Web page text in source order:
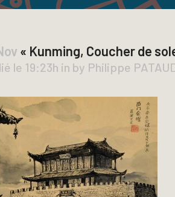
« Kunming, Coucher de
le 19:23h in by Philippe